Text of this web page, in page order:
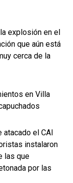
explosión en el
que aún está
cerca de la
en Villa
el CAI
instalaron
las que
por las